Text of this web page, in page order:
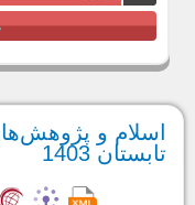
تابستان 1403